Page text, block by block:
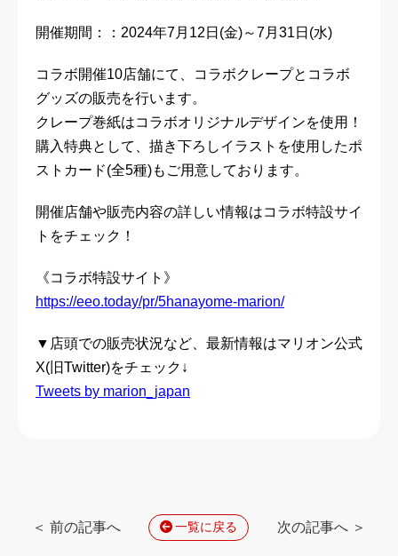
開催期間：：2024年7月12日(金)～7月31日(水)
コラボ開催10店舗にて、コラボクレープとコラボ
グッズの販売を行います。
クレープ巻紙はコラボオリジナルデザインを使用！
購入特典として、描き下ろしイラストを使用したポ
ストカード(全5種)もご用意しております。
開催店舗や販売内容の詳しい情報はコラボ特設サイ
トをチェック！
《コラボ特設サイト》
https://eeo.today/pr/5hanayome-marion/
▼店頭での販売状況など、最新情報はマリオン公式
X(旧Twitter)をチェック↓
Tweets by marion_japan
＜ 前の記事へ 一覧に戻る 次の記事へ ＞